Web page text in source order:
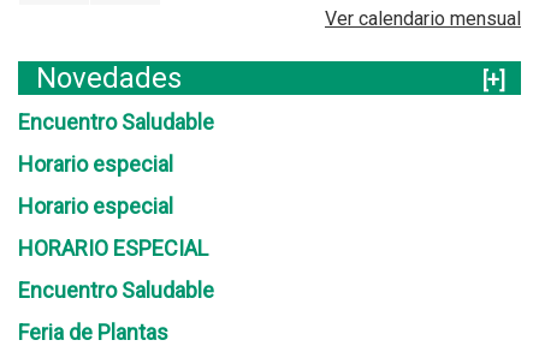
Ver calendario mensual
Novedades
[+]
Encuentro Saludable
Horario especial
Horario especial
HORARIO ESPECIAL
Encuentro Saludable
Feria de Plantas